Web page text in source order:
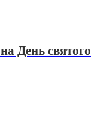
День святого